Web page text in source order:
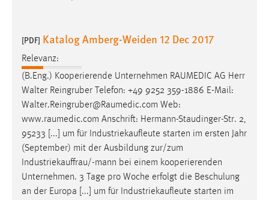
[PDF] Katalog Amberg-Weiden 12 Dec 2017
Relevanz:
(B.Eng.) Kooperierende Unternehmen RAUMEDIC AG Herr
Walter Reingruber Telefon: +49 9252 359-1886 E-Mail:
Walter.Reingruber@Raumedic.com Web:
www.raumedic.com Anschrift: Hermann-Staudinger-Str. 2,
95233 [...] um für Industriekaufleute starten im ersten Jahr
(September) mit der Ausbildung zur/zum
Industriekauffrau/-mann bei einem kooperierenden
Unternehmen. 3 Tage pro Woche erfolgt die Beschulung
an der Europa [...] um für Industriekaufleute starten im